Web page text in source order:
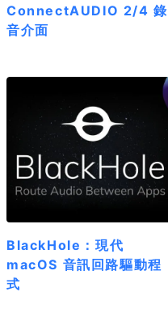
ConnectAUDIO 2/4 錄
音介面
BlackHole：現代
macOS 音訊回路驅動程
式